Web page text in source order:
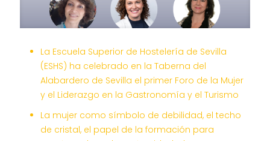
La Escuela Superior de Hostelería de Sevilla
(ESHS) ha celebrado en la Taberna del
Alabardero de Sevilla el primer Foro de la Mujer
y el Liderazgo en la Gastronomía y el Turismo
La mujer como símbolo de debilidad, el techo
de cristal, el papel de la formación para